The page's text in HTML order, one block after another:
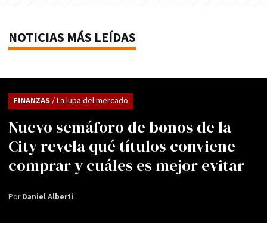
NOTICIAS MÁS LEÍDAS
Nuevo semáforo de bonos de la
City revela qué títulos conviene
comprar y cuáles es mejor evitar
FINANZAS / La lupa del mercado
PorDaniel Alberti